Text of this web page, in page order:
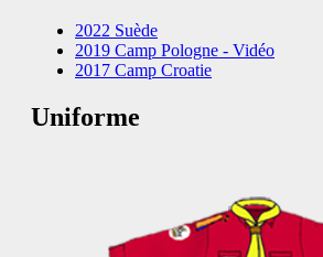
2022 Suède
2019 Camp Pologne - Vidéo
2017 Camp Croatie
Uniforme